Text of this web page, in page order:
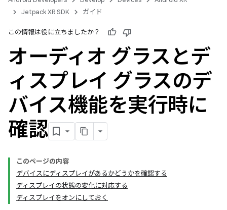
Jetpack XR SDK
ガイド
この情報は役に立ちましたか？
オーディオ グラスとデ
ィスプレイ グラスのデ
バイス機能を実行時に
確認
このページの内容
デバイスにディスプレイがあるかどうかを確認する
ディスプレイの状態の変化に対応する
ディスプレイをオンにしておく